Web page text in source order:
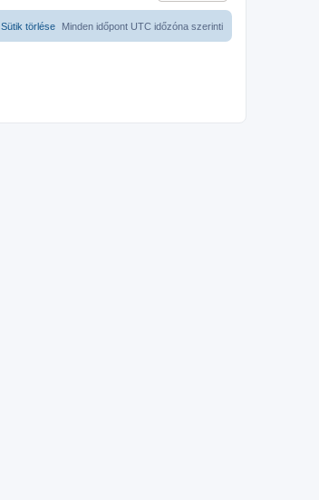
Minden időpont UTC időzóna szerinti
Sütik törlése